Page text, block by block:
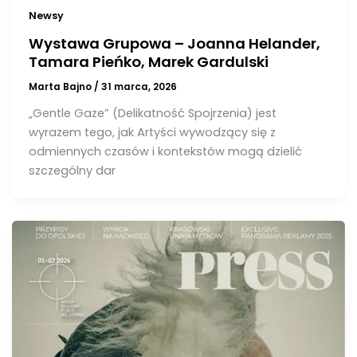
Newsy
Wystawa Grupowa – Joanna Helander,
Tamara Pieńko, Marek Gardulski
Marta Bajno/31 marca, 2026
„Gentle Gaze” (Delikatność Spojrzenia) jest
wyrazem tego, jak Artyści wywodzący się z
odmiennych czasów i kontekstów mogą dzielić
szczególny dar